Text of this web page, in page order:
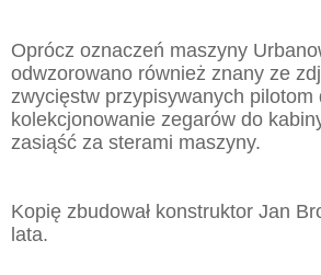
Oprócz oznaczeń maszyny
odwzorowano również znany ze
zwycięstw przypisywanych
kolekcjonowanie zegarów do
zasiąść za sterami maszyny.
Kopię zbudował konstruktor Jan
lata.